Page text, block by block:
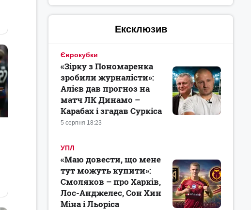
Ексклюзив
Єврокубки
5 серпня 18:23
«Зірку з Пономаренка
зробили журналісти»:
Алієв дав прогноз на
матч ЛК Динамо –
Карабах і згадав Суркіса
УПЛ
«Маю довести, що мене
тут можуть купити»:
Смоляков – про Харків,
Лос-Анджелес, Сон Хин
Міна і Льоріса